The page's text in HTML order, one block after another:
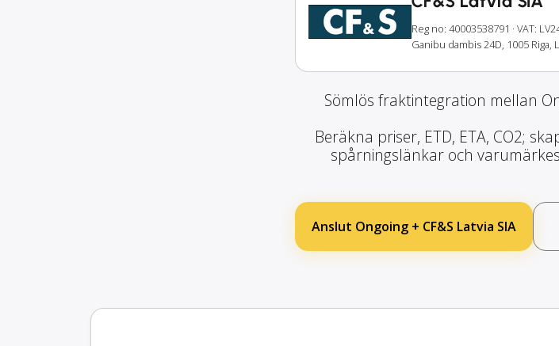
Reg no: 40003538791 · VAT:
Ganibu dambis 24D, 1005 Riga,
Sömlös fraktintegration mellan
Beräkna priser, ETD, ETA, CO2;
spårningslänkar och
Anslut Ongoing + CF&S Latvia SIA